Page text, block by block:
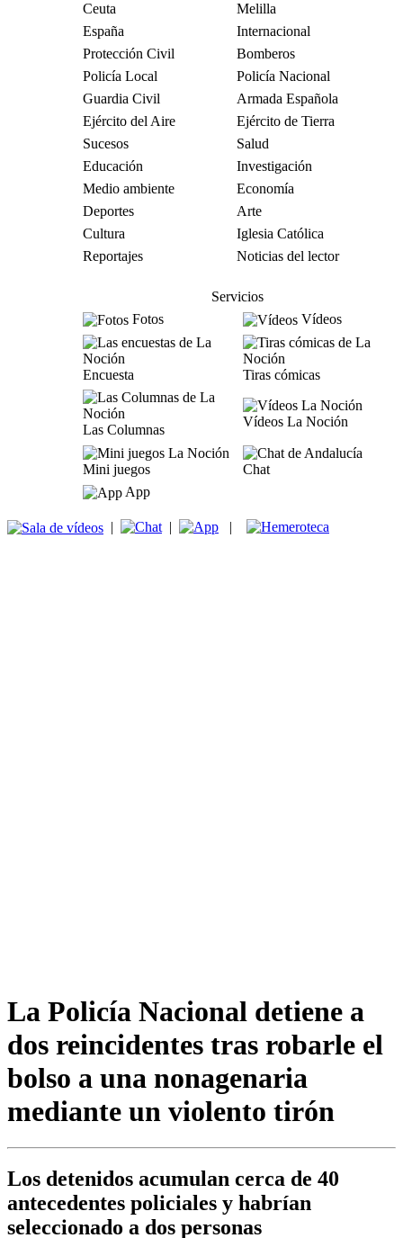
Ceuta
Melilla
España
Internacional
Protección Civil
Bomberos
Policía Local
Policía Nacional
Guardia Civil
Armada Española
Ejército del Aire
Ejército de Tierra
Sucesos
Salud
Educación
Investigación
Medio ambiente
Economía
Deportes
Arte
Cultura
Iglesia Católica
Reportajes
Noticias del lector
Servicios
Fotos
Vídeos
Encuesta Tiras cómicas
Las Columnas
Vídeos La Noción
Mini juegos
Chat
App
| | |
La Policía Nacional detiene a
dos reincidentes tras robarle el
bolso a una nonagenaria
mediante un violento tirón
Los detenidos acumulan cerca de 40
antecedentes policiales y habrían
seleccionado a dos personas